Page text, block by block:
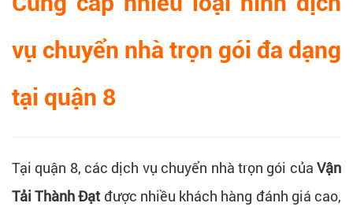
vụ chuyển nhà trọn gói đa dạng
tại quận 8
Tại quận 8, các dịch vụ chuyển nhà trọn gói của Vận
Tải Thành Đạt được nhiều khách hàng đánh giá cao,